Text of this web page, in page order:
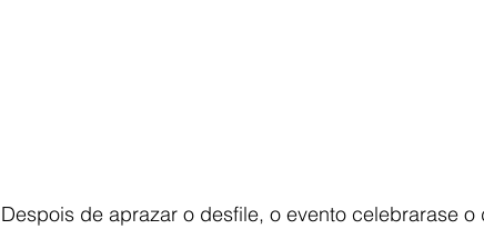
Despois de aprazar o desfile, o evento celebrarase